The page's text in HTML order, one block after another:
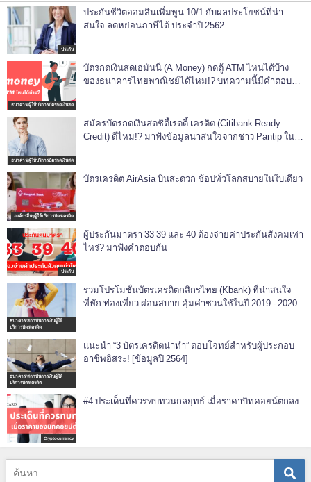
ประกัน
ประกันชีวิตออมสินเพิ่มพูน 10/1 กับผลประโยชน์ที่น่า
สนใจ ลดหย่อนภาษีได้ ประจำปี 2562
ธนาคาร/ผู้ให้บริการบัตรกดเงินสด
บัตรกดเงินสดเอมันนี่ (A Money) กดตู้ ATM ไหนได้บ้าง
ของธนาคารไทยพาณิชย์ได้ไหม!? บทความนี้มีคำตอบ
ธนาคาร/ผู้ให้บริการบัตรกดเงินสด
สมัครบัตรกดเงินสดซิตี้เรดดี้ เครดิต (Citibank Ready
Credit) ดีไหม!? มาฟังข้อมูลน่าสนใจจากชาว Pantip ในปี
องค์กรอื่นๆผู้ให้บริการบัตรเครดิต
บัตรเครดิต AirAsia บินสะดวก ช้อปทั่วโลกสบายในใบเดียว
ประกัน
ผู้ประกันมาตรา 33 39 และ 40 ต้องจ่ายค่าประกันสังคมเท่า
ไหร่? มาฟังคำตอบกัน
ธนาคาร/สถาบันการเงินผู้ให้
บริการบัตรเครดิต
รวมโปรโมชั่นบัตรเครดิตกสิกรไทย (Kbank) ที่น่าสนใจ
ที่พัก ท่องเที่ยว ผ่อนสบาย คุ้มค่าชวนใช้ในปี 2019 - 2020
ธนาคาร/สถาบันการเงินผู้ให้
บริการบัตรเครดิต
แนะนำ “3 บัตรเครดิตน่าทำ” ตอบโจทย์สำหรับผู้ประกอบ
อาชีพอิสระ! [ข้อมูลปี 2564]
Cryptocurrency
#4 ประเด็นที่ควรทบทวนกลยุทธ์ เมื่อราคาบิทคอยน์ตกลง